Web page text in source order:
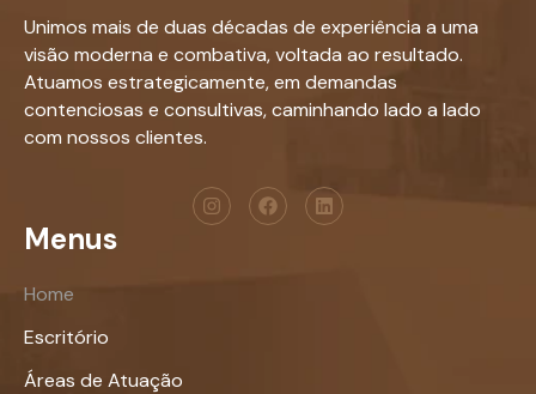
Unimos mais de duas décadas de experiência a uma
visão moderna e combativa, voltada ao resultado.
Atuamos estrategicamente, em demandas
contenciosas e consultivas, caminhando lado a lado
com nossos clientes.
Menus
Home
Escritório
Áreas de Atuação